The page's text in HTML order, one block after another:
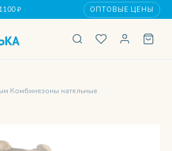
₽ ОПТОВЫЕ ЦЕНЫ
›Комбинезоны нательные